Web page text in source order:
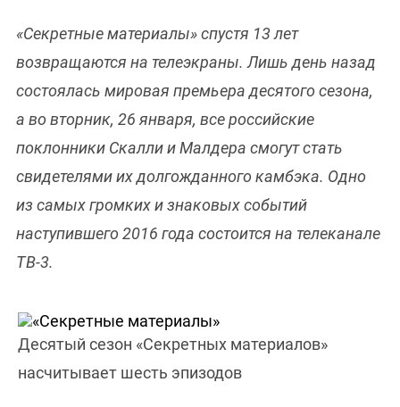
«Секретные материалы» спустя 13 лет
возвращаются на телеэкраны. Лишь день назад
состоялась мировая премьера десятого сезона,
а во вторник, 26 января, все российские
поклонники Скалли и Малдера смогут стать
свидетелями их долгожданного камбэка. Одно
из самых громких и знаковых событий
наступившего 2016 года состоится на телеканале
ТВ-3.
Десятый сезон «Секретных материалов»
насчитывает шесть эпизодов